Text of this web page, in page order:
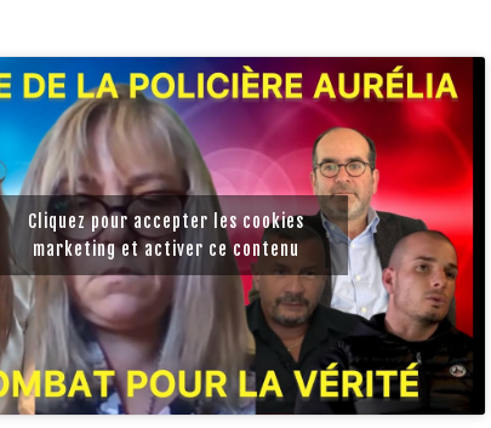
Cliquez pour accepter les cookies
marketing et activer ce contenu